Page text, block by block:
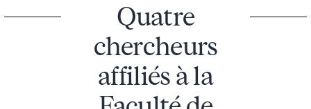
Quatre
chercheurs
affiliés à la